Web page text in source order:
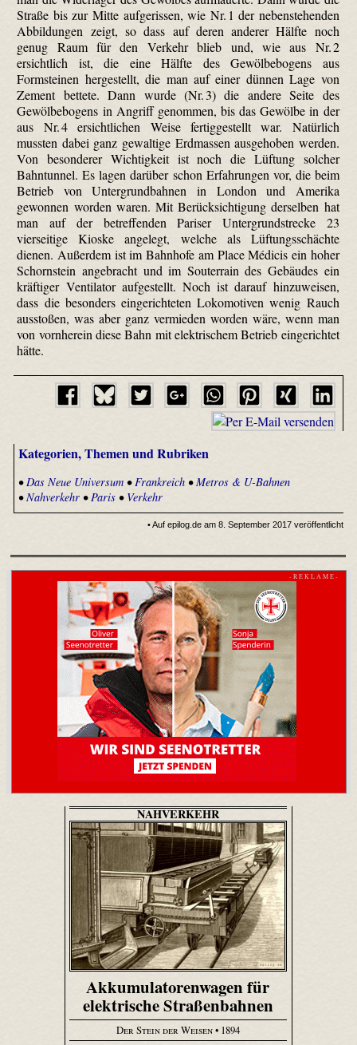
Straße bis zur Mitte aufgerissen, wie Nr. 1 der nebenstehenden
Abbildungen zeigt, so dass auf deren anderer Hälfte noch
genug Raum für den Verkehr blieb und, wie aus Nr. 2
ersichtlich ist, die eine Hälfte des Gewölbebogens aus
Formsteinen hergestellt, die man auf einer dünnen Lage von
Zement bettete. Dann wurde (Nr. 3) die andere Seite des
Gewölbebogens in Angriff genommen, bis das Gewölbe in der
aus Nr. 4 ersichtlichen Weise fertiggestellt war. Natürlich
mussten dabei ganz gewaltige Erdmassen ausgehoben werden.
Von besonderer Wichtigkeit ist noch die Lüftung solcher
Bahntunnel. Es lagen darüber schon Erfahrungen vor, die beim
Betrieb von Untergrundbahnen in London und Amerika
gewonnen worden waren. Mit Berücksichtigung derselben hat
man auf der betreffenden Pariser Untergrundstrecke 23
vierseitige Kioske angelegt, welche als Lüftungsschächte
dienen. Außerdem ist im Bahnhofe am Place Médicis ein hoher
Schornstein angebracht und im Souterrain des Gebäudes ein
kräftiger Ventilator aufgestellt. Noch ist darauf hinzuweisen,
dass die besonders eingerichteten Lokomotiven wenig Rauch
ausstoßen, was aber ganz vermieden worden wäre, wenn man
von vornherein diese Bahn mit elektrischem Betrieb eingerichtet
hätte.
Kategorien, Themen und Rubriken
• Das Neue Universum• Frankreich•Metros & U-Bahnen
•Nahverkehr• Paris• Verkehr
• Auf epilog.de am 8. September 2017 veröffentlicht
- R E K L A M E -
NAHVERKEHR
Akkumulatorenwagen für
elektrische Straßenbahnen
Der Stein der Weisen• 1894